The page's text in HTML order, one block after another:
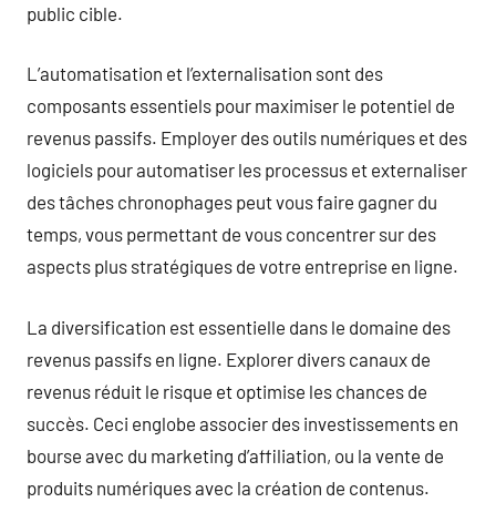
public cible.
L’automatisation et l’externalisation sont des
composants essentiels pour maximiser le potentiel de
revenus passifs. Employer des outils numériques et des
logiciels pour automatiser les processus et externaliser
des tâches chronophages peut vous faire gagner du
temps, vous permettant de vous concentrer sur des
aspects plus stratégiques de votre entreprise en ligne.
La diversification est essentielle dans le domaine des
revenus passifs en ligne. Explorer divers canaux de
revenus réduit le risque et optimise les chances de
succès. Ceci englobe associer des investissements en
bourse avec du marketing d’affiliation, ou la vente de
produits numériques avec la création de contenus.